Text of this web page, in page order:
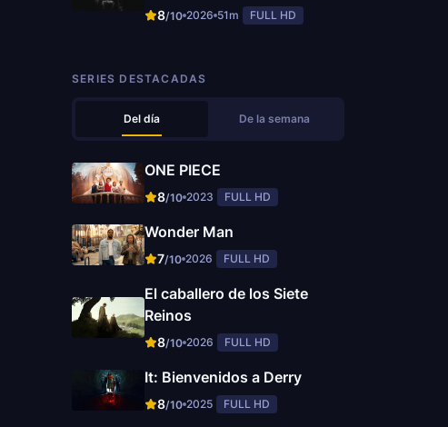
8/10 2026 51m FULL HD
SERIES DESTACADAS
Del día De la semana
ONE PIECE
8/10 2023 FULL HD
Wonder Man
7/10 2026 FULL HD
El caballero de los Siete
Reinos
8/10 2026 FULL HD
It: Bienvenidos a Derry
8/10 2025 FULL HD